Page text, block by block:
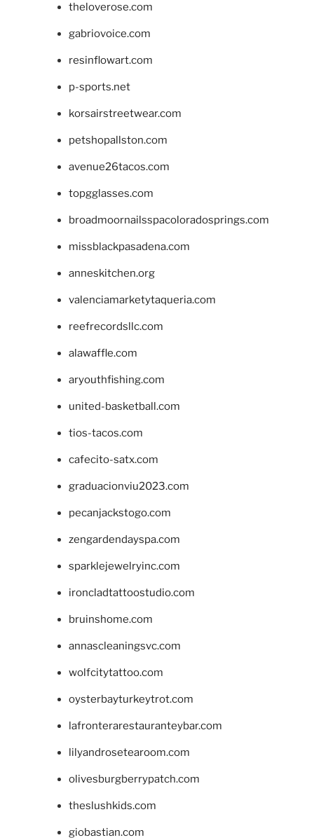
theloverose.com
gabriovoice.com
resinflowart.com
p-sports.net
korsairstreetwear.com
petshopallston.com
avenue26tacos.com
topgglasses.com
broadmoornailsspacoloradosprings.com
missblackpasadena.com
anneskitchen.org
valenciamarketytaqueria.com
reefrecordsllc.com
alawaffle.com
aryouthfishing.com
united-basketball.com
tios-tacos.com
cafecito-satx.com
graduacionviu2023.com
pecanjackstogo.com
zengardendayspa.com
sparklejewelryinc.com
ironcladtattoostudio.com
bruinshome.com
annascleaningsvc.com
wolfcitytattoo.com
oysterbayturkeytrot.com
lafronterarestauranteybar.com
lilyandrosetearoom.com
olivesburgberrypatch.com
theslushkids.com
giobastian.com